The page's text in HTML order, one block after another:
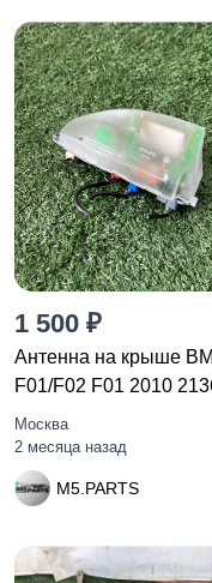
1 500 ₽
Антенна на крыше
F01/F02 F01 2010
Москва
2 месяца назад
M5.PARTS